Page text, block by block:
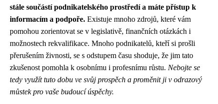
stále součástí podnikatelského prostředí a máte přístup k
informacím a podpoře. Existuje mnoho zdrojů, které vám
pomohou zorientovat se v legislativě, finančních otázkách i
možnostech rekvalifikace. Mnoho podnikatelů, kteří si prošli
přerušením živnosti, se s odstupem času shoduje, že jim tato
zkušenost pomohla k osobnímu i profesnímu růstu. Nebojte se
tedy využít tuto dobu ve svůj prospěch a proměnit ji v odrazový
můstek pro vaše budoucí úspěchy.